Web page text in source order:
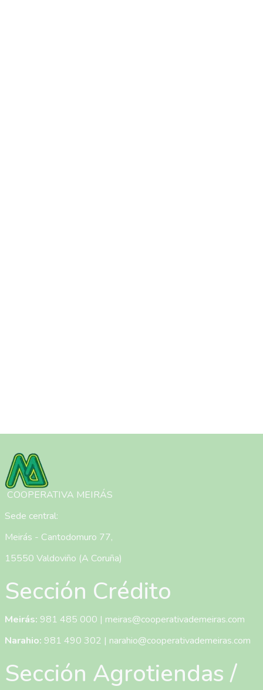
Imagen
COOPERATIVA MEIRÁS
Sede central:
Meirás - Cantodomuro 77,
15550 Valdoviño (A Coruña)
Sección Crédito
Meirás: 981 485 000 | meiras@cooperativademeiras.com
Narahio: 981 490 302 | narahio@cooperativademeiras.com
Sección Agrotiendas /